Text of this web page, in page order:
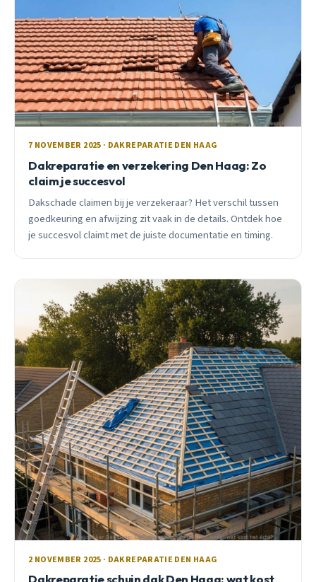
7 NOVEMBER 2025 · DAKREPARATIE DEN HAAG
Dakreparatie en verzekering Den Haag: Zo
claim je succesvol
Dakschade claimen bij je verzekeraar? Het verschil tussen
goedkeuring en afwijzing zit vaak in de details. Ontdek hoe
je succesvol claimt met de juiste documentatie en timing.
2 NOVEMBER 2025 · DAKREPARATIE DEN HAAG
Dakreparatie schuin dak Den Haag: wat kost